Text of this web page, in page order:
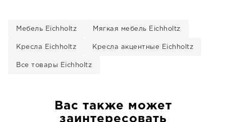
Мебель Eichholtz Мягкая мебель Eichholtz
Кресла Eichholtz Кресла акцентные Eichholtz
Все товары Eichholtz
Вас также может
заинтересовать